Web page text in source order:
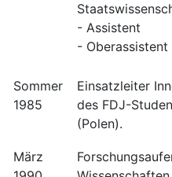
- Assistent
- Oberassistent
Sommer
1985
Einsatzleiter
des FDJ-
(Polen).
März